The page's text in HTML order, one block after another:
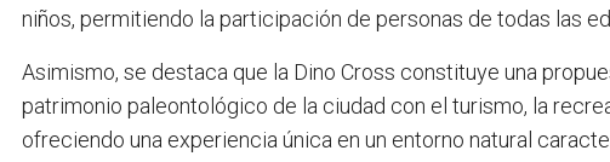
niños, permitiendo la participación de personas de todas las
Asimismo, se destaca que la Dino Cross constituye una
patrimonio paleontológico de la ciudad con el turismo, la
ofreciendo una experiencia única en un entorno natural